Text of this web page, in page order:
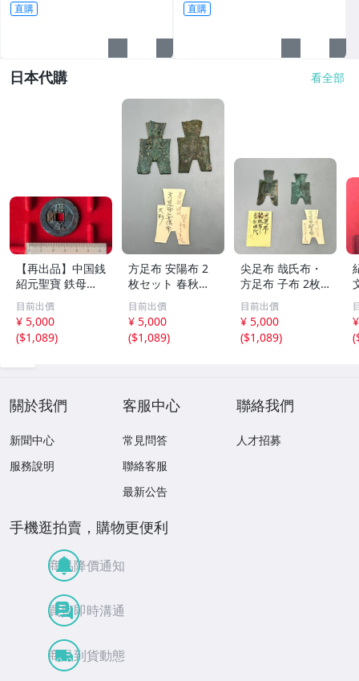
直購 直購
日本代購 看全部
【再出品】中国銭
紹元聖寶 鉄母
銭？
目前出價
¥ 5,000
($1,089)
方足布 安陽布 2
枚セット 春秋戦
国時代 中国古代
銭貨 布貨 布幣 銅
銭 古銭 コレクシ
ョン 貨幣
目前出價
¥ 5,000
($1,089)
尖足布 哉氏布・
方足布 子布 2枚
セット 中国戦国
古銭 布幣 古銭 貨
布 貨幣
目前出價
¥ 5,000
($1,089)
(
關於我們
新聞中心
服務說明
客服中心
常見問答
聯絡客服
最新公告
聯絡我們
人才招募
手機逛拍賣，購物更便利
商品降價通知
買賣即時溝通
商品到貨動態